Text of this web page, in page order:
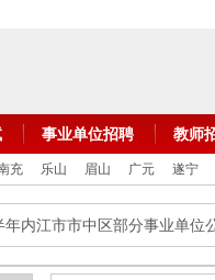
事业单位招聘 教师
充 乐山 眉山 广元 遂宁
年内江市市中区部分事业单位